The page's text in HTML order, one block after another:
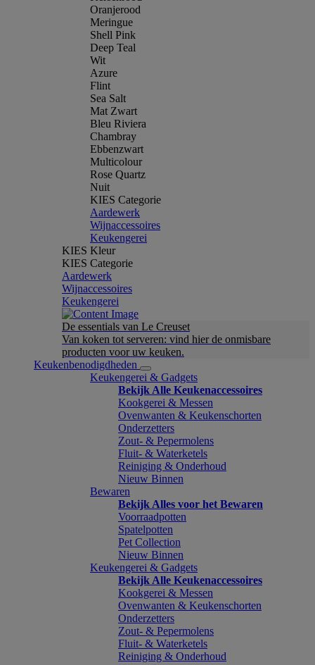
Oranjerood
Meringue
Shell Pink
Deep Teal
Wit
Azure
Flint
Sea Salt
Mat Zwart
Bleu Riviera
Chambray
Ebbenzwart
Multicolour
Rose Quartz
Nuit
KIES Categorie
Aardewerk
Wijnaccessoires
Keukengerei
KIES Kleur
KIES Categorie
Aardewerk
Wijnaccessoires
Keukengerei
De essentials van Le Creuset
Van koken tot serveren: vind hier de onmisbare
producten voor uw keuken.
Keukenbenodigdheden
Keukengerei & Gadgets
Bekijk Alle Keukenaccessoires
Kookgerei & Messen
Ovenwanten & Keukenschorten
Onderzetters
Zout- & Pepermolens
Fluit- & Waterketels
Reiniging & Onderhoud
Nieuw Binnen
Bewaren
Bekijk Alles voor het Bewaren
Voorraadpotten
Spatelpotten
Pet Collection
Nieuw Binnen
Keukengerei & Gadgets
Bekijk Alle Keukenaccessoires
Kookgerei & Messen
Ovenwanten & Keukenschorten
Onderzetters
Zout- & Pepermolens
Fluit- & Waterketels
Reiniging & Onderhoud